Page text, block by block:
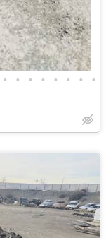
• • • • • • • •